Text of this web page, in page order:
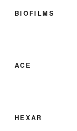
BIOFILMS
ACE
HEXAR